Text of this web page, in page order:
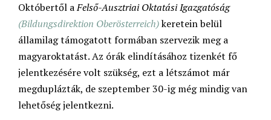
Októbertől aFelső-Ausztriai Oktatási Igazgatóság
(Bildungsdirektion Oberösterreich)keretein belül
államilag támogatott formában szervezik meg a
magyaroktatást. Az órák elindításához tizenkét fő
jelentkezésére volt szükség, ezt a létszámot már
megduplázták, de szeptember 30-ig még mindig van
lehetőség jelentkezni.